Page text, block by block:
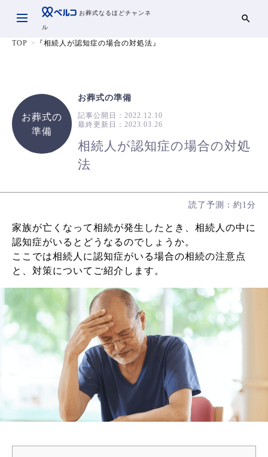
お葬式なるほどチャンネ
ル
TOP 『相続人が認知症の場合の対処法』
お葬式の
準備
お葬式の準備
記事公開日： 2022.12.10
最終更新日： 2023.03.26
相続人が認知症の場合の対処
法
読了予測：約1分
家族が亡くなって相続が発生したとき、相続人の中に
認知症がいるとどうなるのでしょうか。
ここでは相続人に認知症がいる場合の相続の注意点
と、対策についてご紹介します。